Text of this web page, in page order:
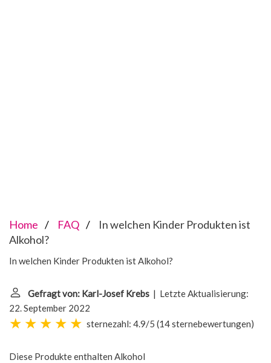
Home FAQ
In welchen Kinder Produkten ist
Alkohol?
In welchen Kinder Produkten ist Alkohol?
Gefragt von: Karl-Josef Krebs | Letzte Aktualisierung:
22. September 2022
sternezahl: 4.9/5 (14 sternebewertungen)
Diese Produkte enthalten Alkohol